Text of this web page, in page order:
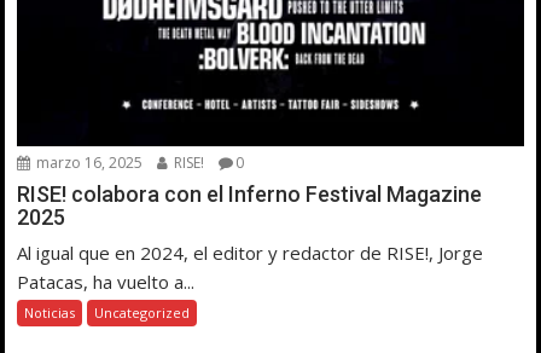
marzo 16, 2025 RISE! 0
RISE! colabora con el Inferno Festival Magazine
2025
Al igual que en 2024, el editor y redactor de RISE!, Jorge
Patacas, ha vuelto a...
Noticias Uncategorized